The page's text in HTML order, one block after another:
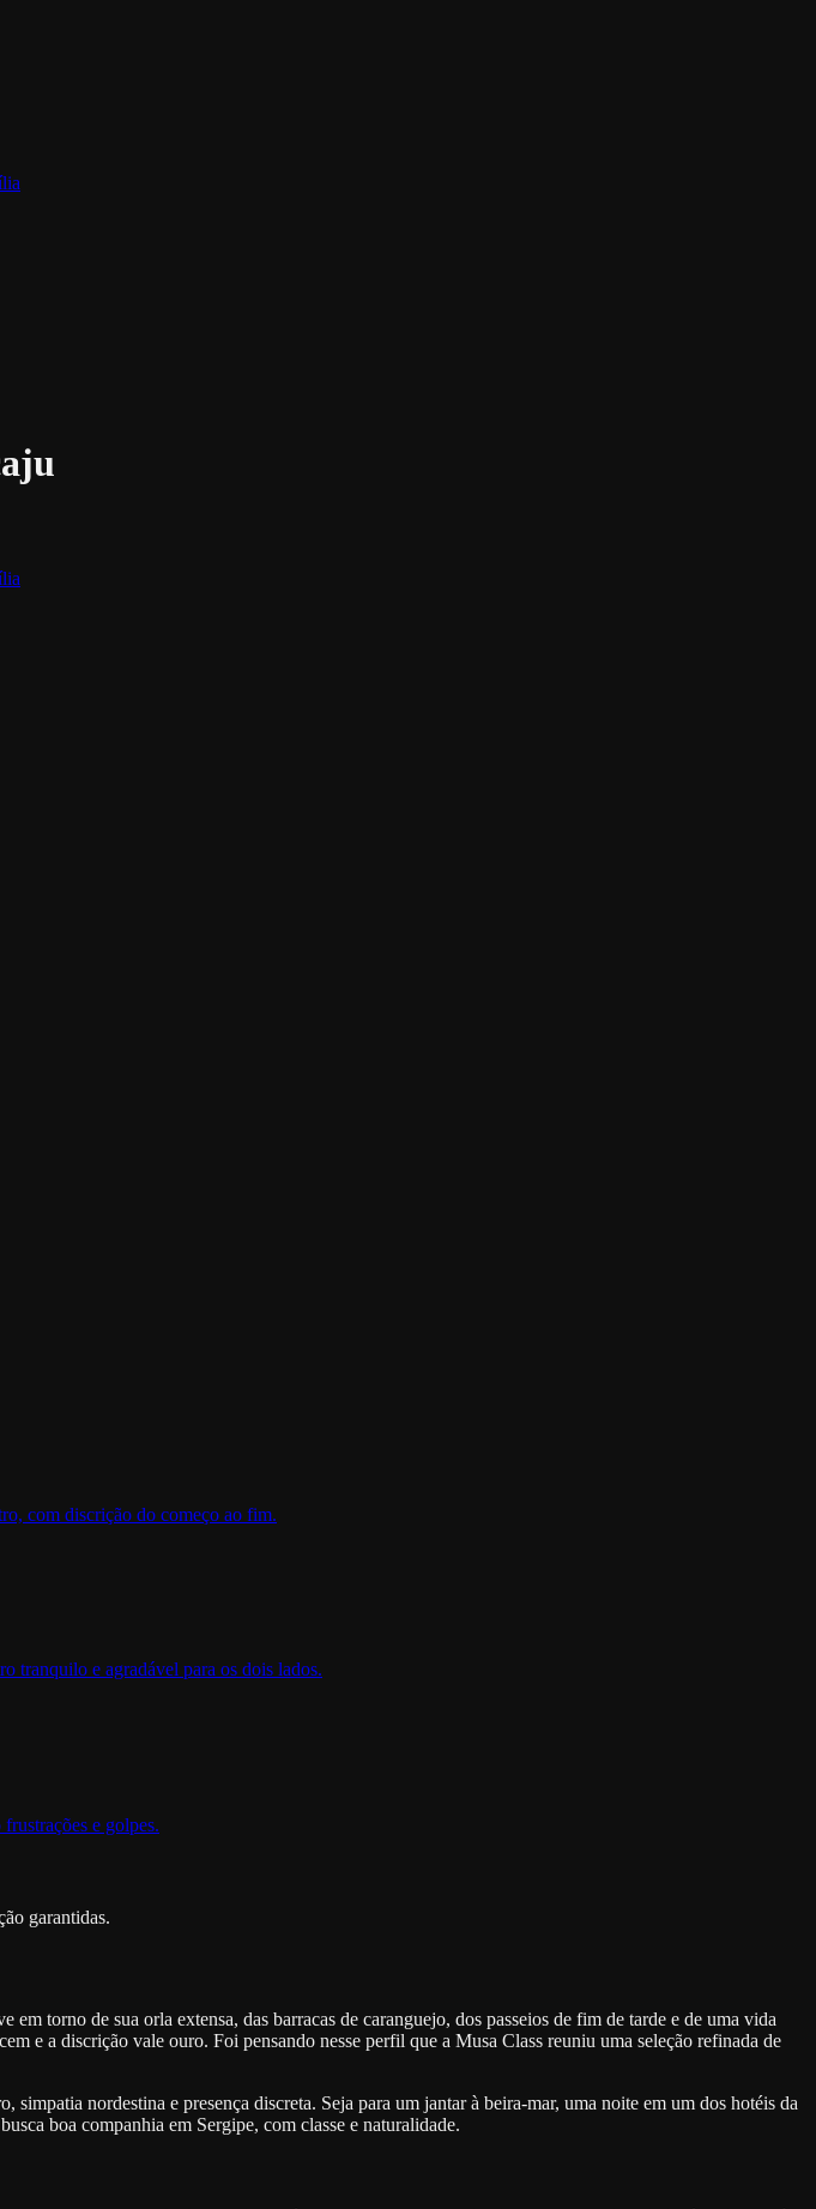
com discrição do começo ao fim.
tranquilo e agradável para os dois lados.
e golpes.
garantidas.
torno de sua orla extensa, das barracas de caranguejo, dos passeios de fim de tarde e de uma vida
e a discrição vale ouro. Foi pensando nesse perfil que a Musa Class reuniu uma seleção refinada de
nordestina e presença discreta. Seja para um jantar à beira-mar, uma noite em um dos hotéis da
boa companhia em Sergipe, com classe e naturalidade.